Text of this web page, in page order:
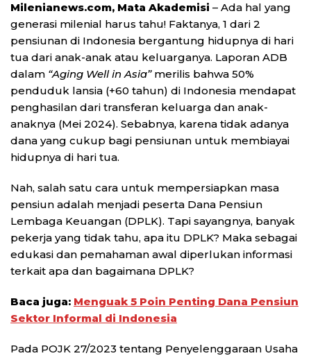
Milenianews.com, Mata Akademisi – Ada hal yang
generasi milenial harus tahu! Faktanya, 1 dari 2
pensiunan di Indonesia bergantung hidupnya di hari
tua dari anak-anak atau keluarganya. Laporan ADB
dalam “Aging Well in Asia”merilis bahwa 50%
penduduk lansia (+60 tahun) di Indonesia mendapat
penghasilan dari transferan keluarga dan anak-
anaknya (Mei 2024). Sebabnya, karena tidak adanya
dana yang cukup bagi pensiunan untuk membiayai
hidupnya di hari tua.
Nah, salah satu cara untuk mempersiapkan masa
pensiun adalah menjadi peserta Dana Pensiun
Lembaga Keuangan (DPLK). Tapi sayangnya, banyak
pekerja yang tidak tahu, apa itu DPLK? Maka sebagai
edukasi dan pemahaman awal diperlukan informasi
terkait apa dan bagaimana DPLK?
Baca juga: Menguak 5 Poin Penting Dana Pensiun
Sektor Informal di Indonesia
Pada POJK 27/2023 tentang Penyelenggaraan Usaha